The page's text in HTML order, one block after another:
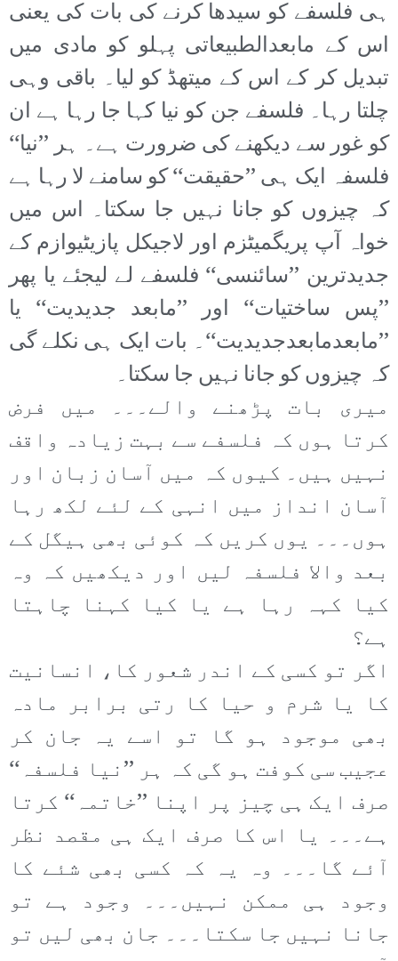
ہی فلسفے کو سیدھا کرنے کی بات کی یعنی
اس کے مابعدالطبیعاتی پہلو کو مادی میں
تبدیل کر کے اس کے میتھڈ کو لیا۔ باقی وہی
چلتا رہا۔ فلسفے جن کو نیا کہا جا رہا ہے ان
کو غور سے دیکھنے کی ضرورت ہے۔ ہر ’’نیا‘‘
فلسفہ ایک ہی ’’حقیقت‘‘ کو سامنے لا رہا ہے
کہ چیزوں کو جانا نہیں جا سکتا۔ اس میں
خواہ آپ پریگمیٹزم اور لاجیکل پازیٹیوازم کے
جدیدترین ’’سائنسی‘‘ فلسفے لے لیجئے یا پھر
’’پس ساختیات‘‘ اور ’’مابعد جدیدیت‘‘ یا
’’مابعدمابعدجدیدیت‘‘۔ بات ایک ہی نکلے گی
کہ چیزوں کو جانا نہیں جا سکتا۔
میری بات پڑھنے والے۔۔۔ میں فرض
کرتا ہوں کہ فلسفے سے بہت زیادہ واقف
نہیں ہیں۔ کیوں کہ میں آسان زبان اور
آسان انداز میں انہی کے لئے لکھ رہا
ہوں۔۔۔ یوں کریں کہ کوئی بھی ہیگل کے
بعد والا فلسفہ لیں اور دیکھیں کہ وہ
کیا کہہ رہا ہے یا کیا کہنا چاہتا
ہے؟
اگر تو کسی کے اندر شعور کا، انسانیت
کا یا شرم و حیا کا رتی برابر مادہ
بھی موجود ہو گا تو اسے یہ جان کر
عجیب سی کوفت ہو گی کہ ہر ’’نیا فلسفہ‘‘
صرف ایک ہی چیز پر اپنا ’’خاتمہ‘‘ کرتا
ہے۔۔۔ یا اس کا صرف ایک ہی مقصد نظر
آئے گا۔۔۔ وہ یہ کہ کسی بھی شئے کا
وجود ہی ممکن نہیں۔۔۔ وجود ہے تو
جانا نہیں جا سکتا۔۔۔ جان بھی لیں تو